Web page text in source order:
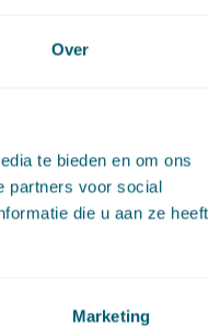
Over
te bieden en om ons
partners voor social
die u aan ze heeft
Marketing